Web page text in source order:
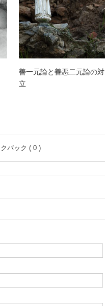
善一元論と善悪二元論の対
立
クバック ( 0 )